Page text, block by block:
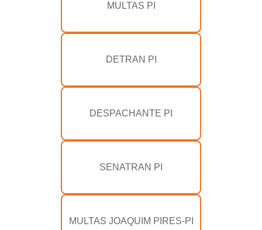
MULTAS PI
DETRAN PI
DESPACHANTE PI
SENATRAN PI
MULTAS JOAQUIM PIRES-PI